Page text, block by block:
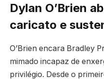
Dylan O’Brien
caricato e
O’Brien encara Bradley
mimado incapaz de
privilégio. Desde o